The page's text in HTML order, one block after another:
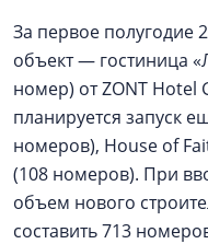
За первое полугодие
объект — гостиница
номер) от ZONT Hotel
планируется запуск
номеров), House of
(108 номеров). При
объем нового
составить 713